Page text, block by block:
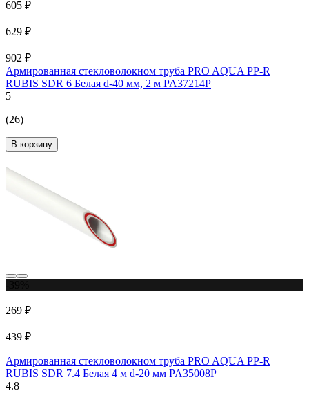
605 ₽
629 ₽
902 ₽
Армированная стекловолокном труба PRO AQUA PP-R
RUBIS SDR 6 Белая d-40 мм, 2 м PA37214P
5
(26)
В корзину
269 ₽
439 ₽
Армированная стекловолокном труба PRO AQUA PP-R
RUBIS SDR 7.4 Белая 4 м d-20 мм PA35008P
4.8